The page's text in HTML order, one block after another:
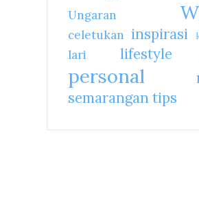
Ungaran
celetukan inspirasi
lari lifestyle
personal
semarangantips